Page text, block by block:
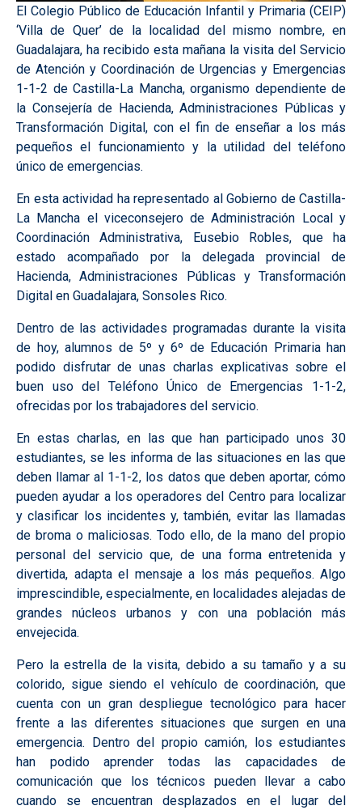
El Colegio Público de Educación Infantil y Primaria (CEIP)
‘Villa de Quer’ de la localidad del mismo nombre, en
Guadalajara, ha recibido esta mañana la visita del Servicio
de Atención y Coordinación de Urgencias y Emergencias
1-1-2 de Castilla-La Mancha, organismo dependiente de
la Consejería de Hacienda, Administraciones Públicas y
Transformación Digital, con el fin de enseñar a los más
pequeños el funcionamiento y la utilidad del teléfono
único de emergencias.
En esta actividad ha representado al Gobierno de Castilla-
La Mancha el viceconsejero de Administración Local y
Coordinación Administrativa, Eusebio Robles, que ha
estado acompañado por la delegada provincial de
Hacienda, Administraciones Públicas y Transformación
Digital en Guadalajara, Sonsoles Rico.
Dentro de las actividades programadas durante la visita
de hoy, alumnos de 5º y 6º de Educación Primaria han
podido disfrutar de unas charlas explicativas sobre el
buen uso del Teléfono Único de Emergencias 1-1-2,
ofrecidas por los trabajadores del servicio.
En estas charlas, en las que han participado unos 30
estudiantes, se les informa de las situaciones en las que
deben llamar al 1-1-2, los datos que deben aportar, cómo
pueden ayudar a los operadores del Centro para localizar
y clasificar los incidentes y, también, evitar las llamadas
de broma o maliciosas. Todo ello, de la mano del propio
personal del servicio que, de una forma entretenida y
divertida, adapta el mensaje a los más pequeños. Algo
imprescindible, especialmente, en localidades alejadas de
grandes núcleos urbanos y con una población más
envejecida.
Pero la estrella de la visita, debido a su tamaño y a su
colorido, sigue siendo el vehículo de coordinación, que
cuenta con un gran despliegue tecnológico para hacer
frente a las diferentes situaciones que surgen en una
emergencia. Dentro del propio camión, los estudiantes
han podido aprender todas las capacidades de
comunicación que los técnicos pueden llevar a cabo
cuando se encuentran desplazados en el lugar del